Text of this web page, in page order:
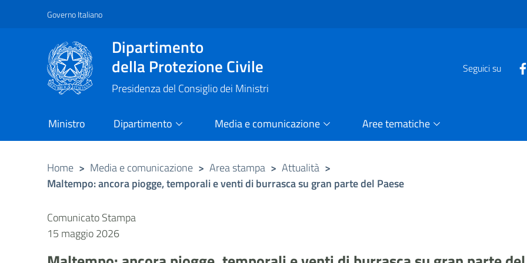
Vai al contenuto principale
Raggiungi il piè di pagina
Governo Italiano
Dipartimento
della Protezione Civile
Presidenza del Consiglio dei Ministri
Seguici su
Ministro Dipartimento Media e comunicazione Aree tematiche
Home > Media e comunicazione > Area stampa > Attualità >
Maltempo: ancora piogge, temporali e venti di burrasca su gran parte del Paese
Comunicato Stampa
15 maggio 2026